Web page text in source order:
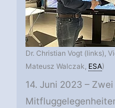
Dr. Christian Vogt (links),
Mateusz Walczak, ESA)
14. Juni 2023 – Zwei